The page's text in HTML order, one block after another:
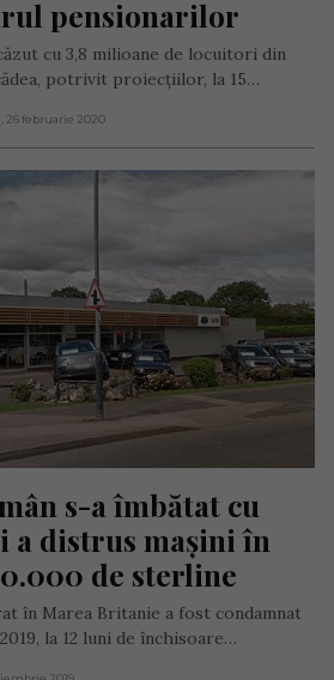
pensionarilor
cu 3,8 milioane de locuitori din
potrivit proiecțiilor, la 15…
26 februarie 2020
s-a îmbătat cu
a distrus mașini în
de sterline
în Marea Britanie a fost condamnat
la 12 luni de închisoare…